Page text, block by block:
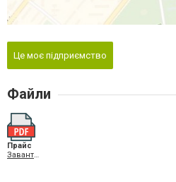
Це моє підприємство
Файли
Прайс
Завантажити PDF